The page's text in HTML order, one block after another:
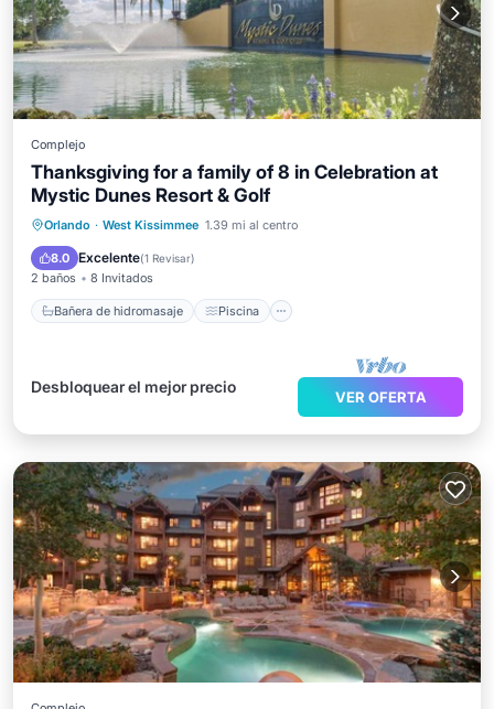
Complejo
Thanksgiving for a family of 8 in Celebration at
Mystic Dunes Resort & Golf
Orlando · West Kissimmee 1.39 mi al centro
8.0 Excelente(1 Revisar)
2 baños 8 Invitados
Bañera de hidromasaje Piscina
Bañera de hidromasaje
Piscina
Aire acondicionado
Desbloquear el mejor precio
VER OFERTA